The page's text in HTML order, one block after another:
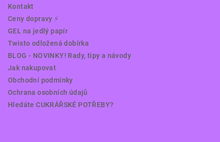
Kontakt
Ceny dopravy ⚡️
GEL na jedlý papír
Twisto odložená dobírka
BLOG - NOVINKY! Rady, tipy a návody
Jak nakupovat
Obchodní podmínky
Ochrana osobních údajů
Hledáte CUKRÁŘSKÉ POTŘEBY?